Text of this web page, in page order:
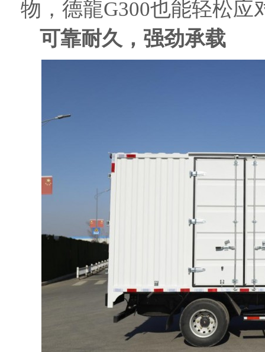
物，德龍G300也能轻松
可靠耐久 ， 强劲承载